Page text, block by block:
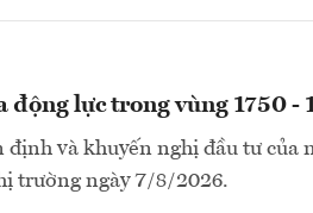
lực trong vùng 1750 -
và khuyến nghị đầu tư của
trường ngày 7/8/2026.